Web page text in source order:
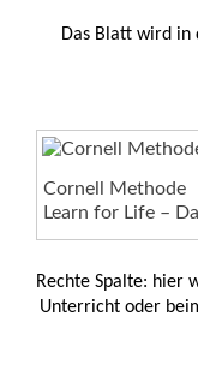
Das Blatt wird in
Cornell Methode
Learn for Life –
Rechte Spalte: hier
Unterricht oder